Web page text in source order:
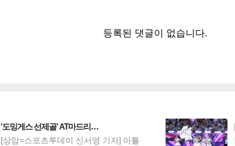
'도밍게스 선제골' AT마드리…
[상암=스포츠투데이 신서영 기자] 아틀